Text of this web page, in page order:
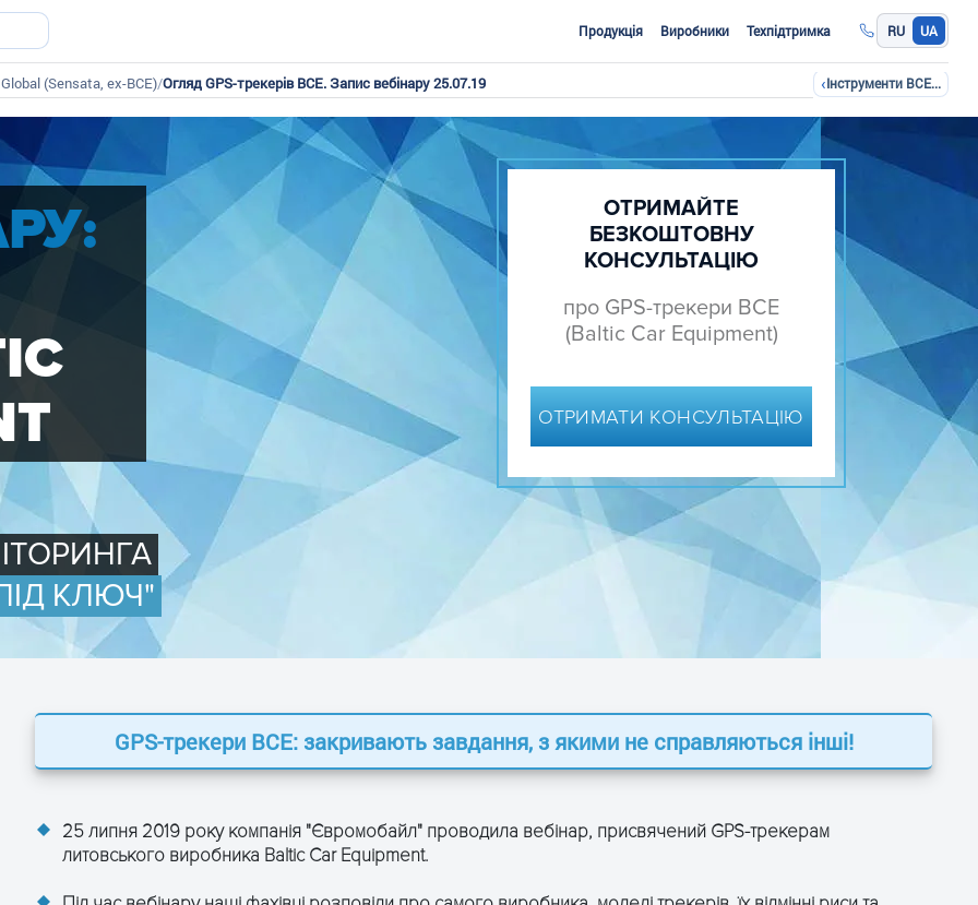
Продукція Виробники Техпідтримка RU UA
(Sensata, ex-BCE)/Огляд GPS-трекерів BCE. Запис вебінару 25.07.19 ‹ Інструменти ВСE для розвитку телематичних рішень
КЛЮЧ"
ОТРИМАЙТЕ
БЕЗКОШТОВНУ
КОНСУЛЬТАЦІЮ
про GPS-трекери BCE
(Baltic Car Equipment)
ОТРИМАТИ КОНСУЛЬТАЦІЮ
GPS-трекери BCE: закривають завдання, з якими не справляються інші!
25 липня 2019 року компанія "Євромобайл" проводила вебінар, присвячений GPS-трекерам
литовського виробника Baltic Car Equipment.